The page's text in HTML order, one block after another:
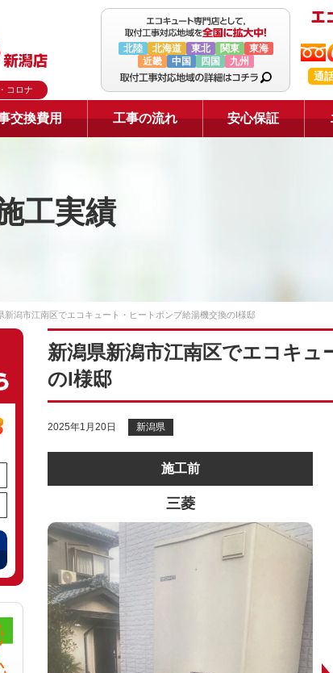
コロナ
北陸 北海道 東北 関東
東海
近畿
中国 四国 九州
通
交換費用 工事の流れ 安心保証
工実績
新潟市江南区でエコキュート・ヒートポンプ給湯機交換のI様邸
新潟県新潟市江南区でエコキ
のI様邸
2025年1月20日 新潟県
施工前
三菱